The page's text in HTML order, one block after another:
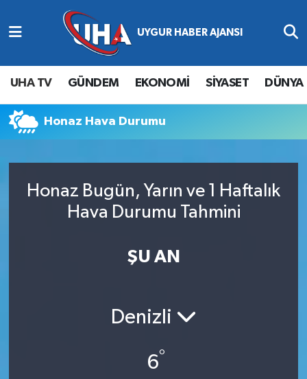
UHA TV GÜNDEM EKONOMİ SİYASET DÜNYA
Honaz Hava Durumu
Honaz Bugün, Yarın ve 1 Haftalık
Hava Durumu Tahmini
ŞU AN
Denizli
6°
Abone Ol
Gündem
Ekonomi
Siyaset
Nöbetçi Eczaneler
Hava Durumu
Namaz Vakitleri
Süper Lig Puan Durumu ve Fikstür
Son Dakika Haberleri